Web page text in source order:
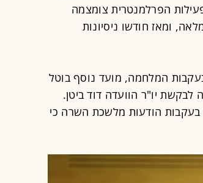
והפעילות הפרלמנטרית צומצמה
לפעילות מלאה, ומאז חודשו ניסיונות
המלחמה, מועד נוסף בוטל
יו"ר הוועדה דוד ביטן.
בעקבות הודעות מלשכת השרה כי